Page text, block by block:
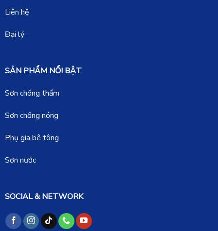
Liên hệ
Đại lý
SẢN PHẨM NỔI BẬT
Sơn chống thấm
Sơn chống nóng
Phụ gia bê tông
Sơn nước
SOCIAL & NETWORK